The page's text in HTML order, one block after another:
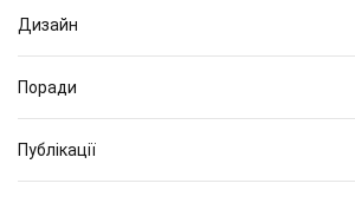
Дизайн
Поради
Публікації